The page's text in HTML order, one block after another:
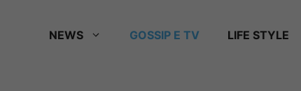
NEWS GOSSIP E TV LIFE STYLE